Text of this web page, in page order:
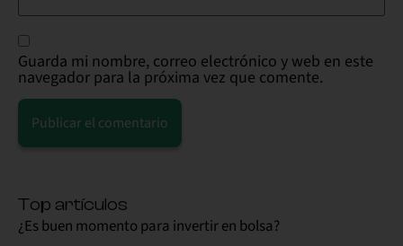
Guarda mi nombre, correo electrónico y web en este
navegador para la próxima vez que comente.
Top artículos
¿Es buen momento para invertir en bolsa?